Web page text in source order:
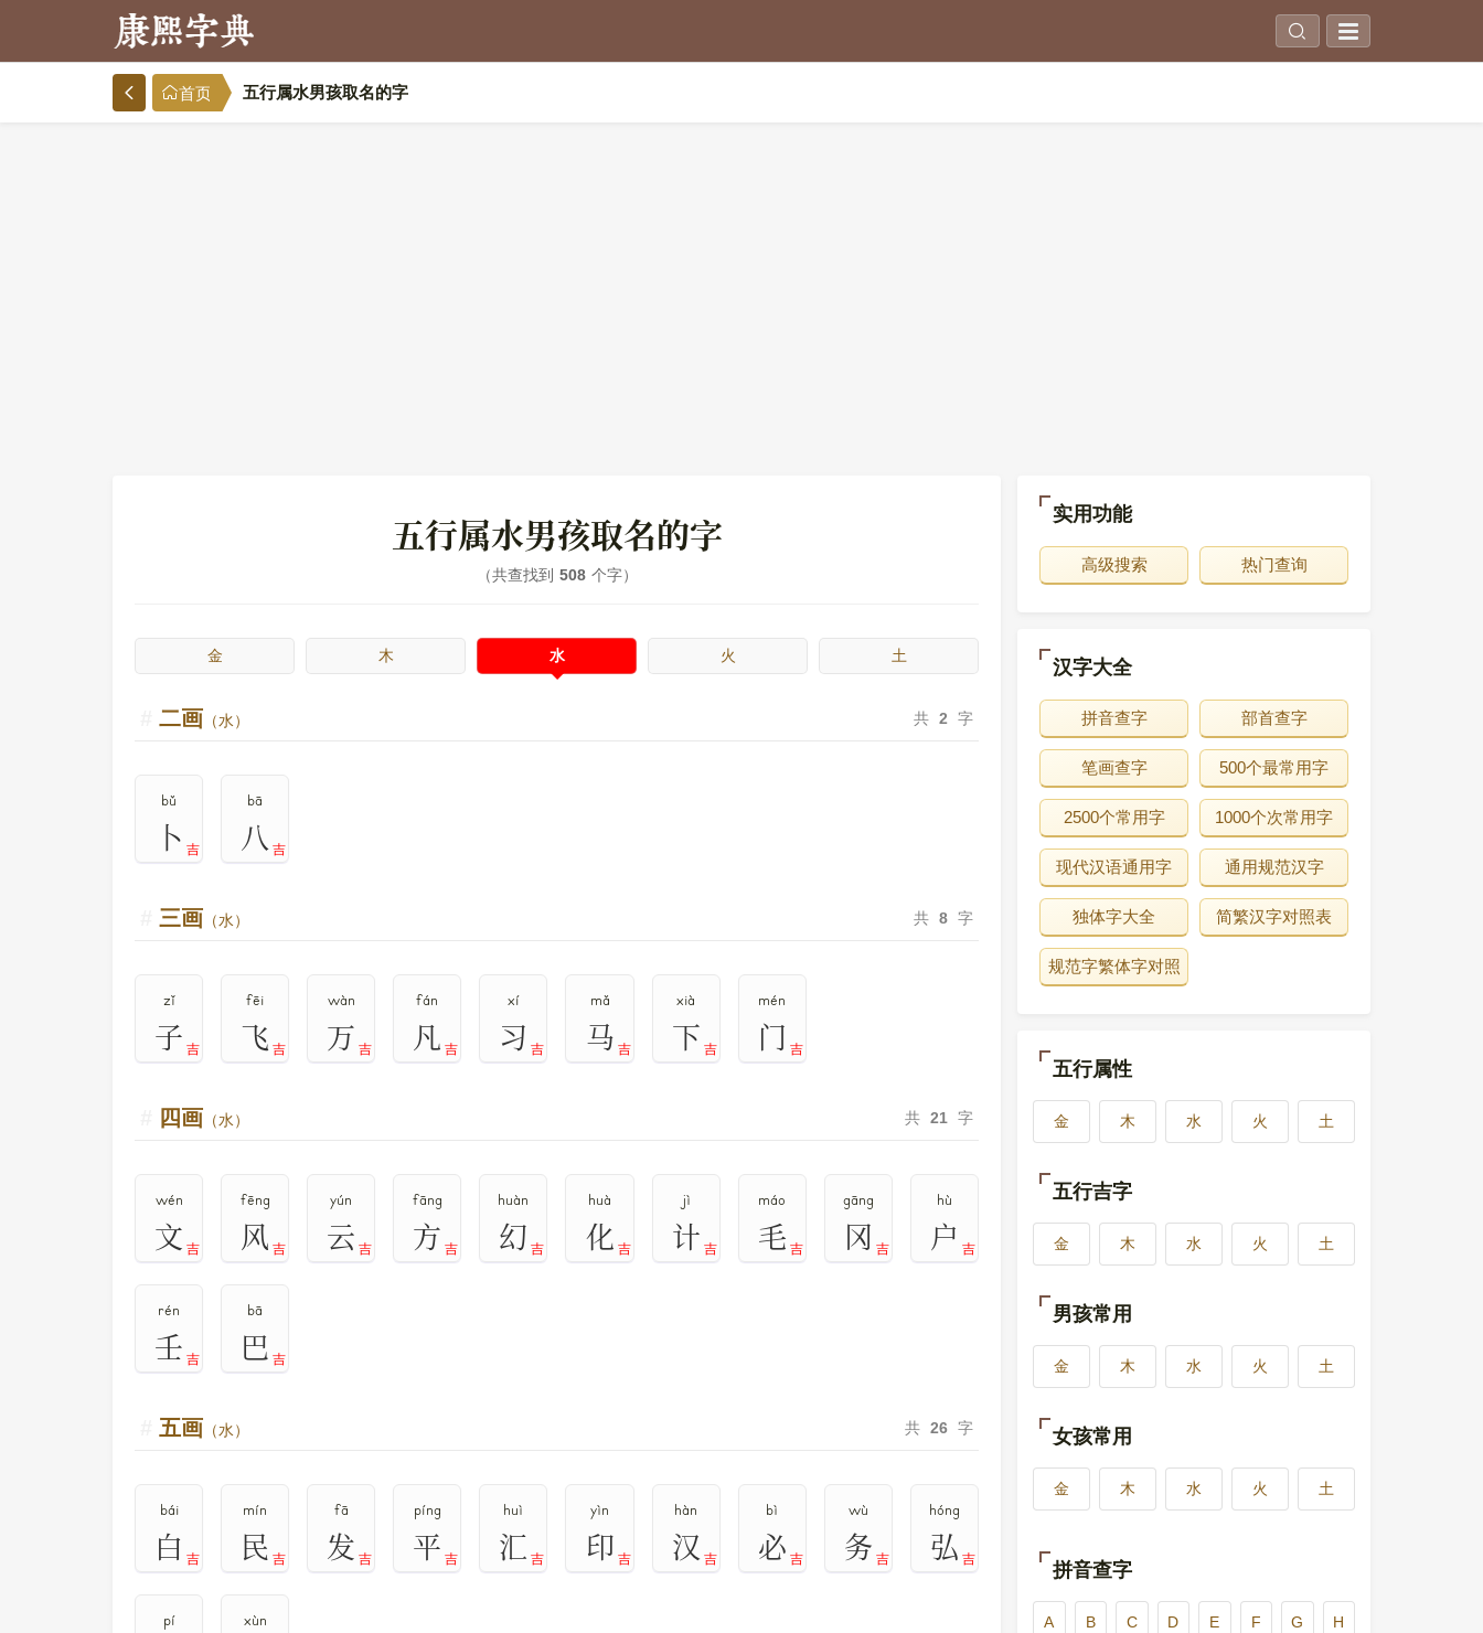
首页 五行属水男孩取名的字
五行属水男孩取名的字
共查找到 508 个字
金 木 水 火 土
二画 （水） 共 2 字
bǔ
卜 吉
bā
八 吉
三画 （水） 共 8 字
zǐ
子 吉
fēi
飞 吉
wàn
万 吉
fán
凡 吉
xí
习 吉
mǎ
马 吉
xià
下 吉
mén
门 吉
四画 （水） 共 21 字
wén
文 吉
fēng
风 吉
yún
云 吉
fāng
方 吉
huàn
幻 吉
huà
化 吉
jì
计 吉
máo
毛 吉
gāng
冈 吉
hù
户 吉
rén
壬 吉
bā
巴 吉
五画 （水） 共 26 字
bái
白 吉
mín
民 吉
fā
发 吉
píng
平 吉
huì
汇 吉
yìn
印 吉
hàn
汉 吉
bì
必 吉
wù
务 吉
hóng
弘 吉
pí xùn
实用功能
高级搜索 热门查询
汉字大全
拼音查字 部首查字
笔画查字 500个最常用字
2500个常用字 1000个次常用字
现代汉语通用字 通用规范汉字
独体字大全 简繁汉字对照表
规范字繁体字对照
五行属性
金 木 水 火 土
五行吉字
金 木 水 火 土
男孩常用
金 木 水 火 土
女孩常用
金 木 水 火 土
拼音查字
A B C D E F G H